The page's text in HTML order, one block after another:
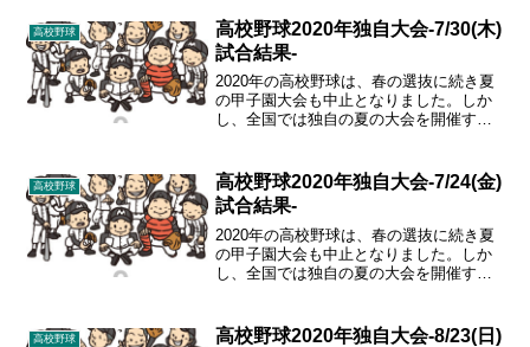
高校野球
高校野球2020年独自大会-7/30(木)
試合結果-
2020年の高校野球は、春の選抜に続き夏
の甲子園大会も中止となりました。しか
し、全国では独自の夏の大会を開催する
高校野球
高校野球2020年独自大会-7/24(金)
試合結果-
2020年の高校野球は、春の選抜に続き夏
の甲子園大会も中止となりました。しか
し、全国では独自の夏の大会を開催する
高校野球
高校野球2020年独自大会-8/23(日)